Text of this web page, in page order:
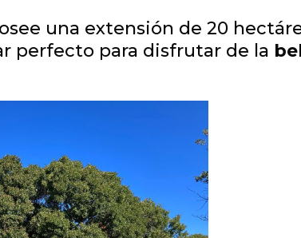
una extensión de 20
perfecto para disfrutar de la